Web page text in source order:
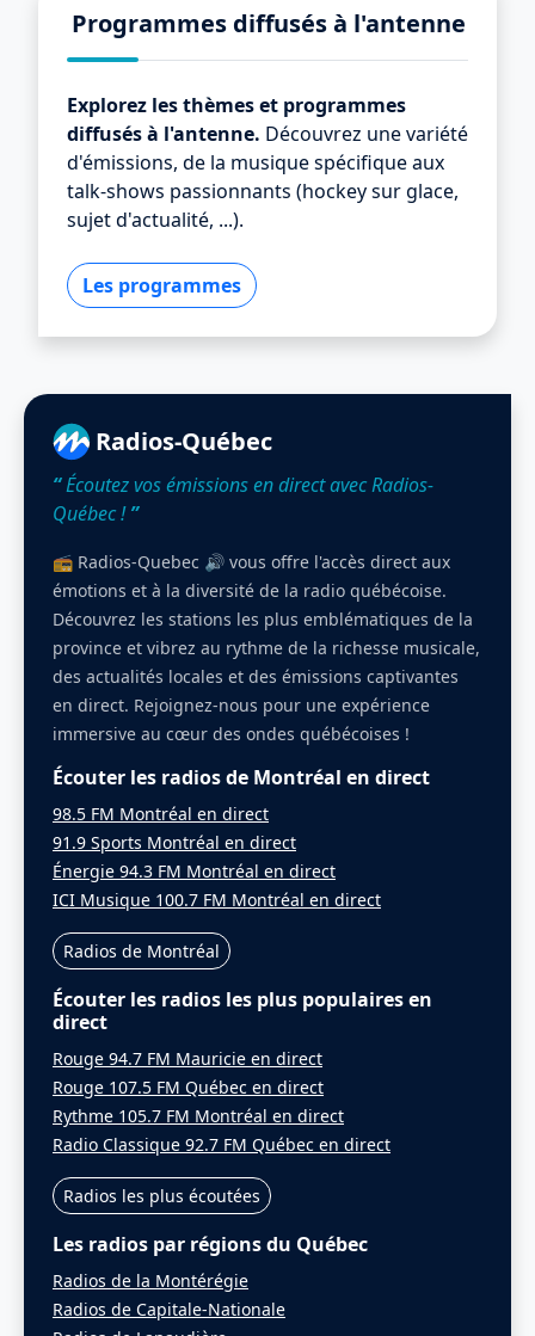
Programmes diffusés à l'antenne
Explorez les thèmes et programmes
diffusés à l'antenne. Découvrez une variété
d'émissions, de la musique spécifique aux
talk-shows passionnants (hockey sur glace,
sujet d'actualité, ...).
Les programmes
Radios-Québec
“Écoutez vos émissions en direct avec Radios-
Québec !”
📻 Radios-Quebec 🔊 vous offre l'accès direct aux
émotions et à la diversité de la radio québécoise.
Découvrez les stations les plus emblématiques de la
province et vibrez au rythme de la richesse musicale,
des actualités locales et des émissions captivantes
en direct. Rejoignez-nous pour une expérience
immersive au cœur des ondes québécoises !
Écouter les radios de Montréal en direct
98.5 FM Montréal en direct
91.9 Sports Montréal en direct
Énergie 94.3 FM Montréal en direct
ICI Musique 100.7 FM Montréal en direct
Radios de Montréal
Écouter les radios les plus populaires en
direct
Rouge 94.7 FM Mauricie en direct
Rouge 107.5 FM Québec en direct
Rythme 105.7 FM Montréal en direct
Radio Classique 92.7 FM Québec en direct
Radios les plus écoutées
Les radios par régions du Québec
Radios de la Montérégie
Radios de Capitale-Nationale